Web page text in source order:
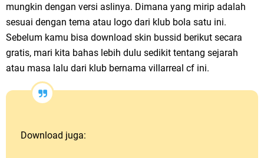
mungkin dengan versi aslinya. Dimana yang mirip adalah
sesuai dengan tema atau logo dari klub bola satu ini.
Sebelum kamu bisa download skin bussid berikut secara
gratis, mari kita bahas lebih dulu sedikit tentang sejarah
atau masa lalu dari klub bernama villarreal cf ini.
Download juga: